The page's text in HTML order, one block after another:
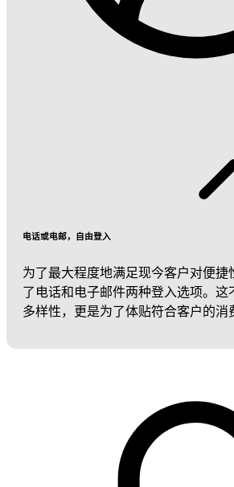
电话或电邮，自由登入
为了最大程度地满足现今客户对便
了电话和电子邮件两种登入选项。
多样性，更是为了体贴符合客户的消